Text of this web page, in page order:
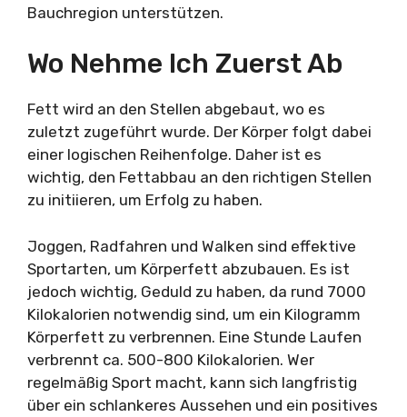
Bauchregion unterstützen.
Wo Nehme Ich Zuerst Ab
Fett wird an den Stellen abgebaut, wo es
zuletzt zugeführt wurde. Der Körper folgt dabei
einer logischen Reihenfolge. Daher ist es
wichtig, den Fettabbau an den richtigen Stellen
zu initiieren, um Erfolg zu haben.
Joggen, Radfahren und Walken sind effektive
Sportarten, um Körperfett abzubauen. Es ist
jedoch wichtig, Geduld zu haben, da rund 7000
Kilokalorien notwendig sind, um ein Kilogramm
Körperfett zu verbrennen. Eine Stunde Laufen
verbrennt ca. 500-800 Kilokalorien. Wer
regelmäßig Sport macht, kann sich langfristig
über ein schlankeres Aussehen und ein positives